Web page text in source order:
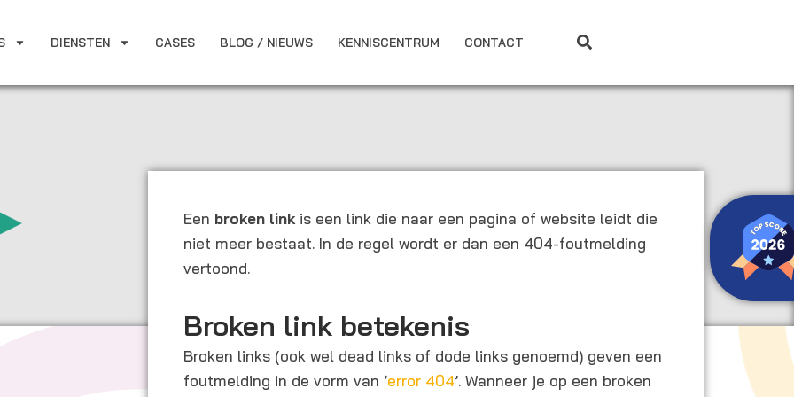
DIENSTEN CASES BLOG / NIEUWS KENNISCENTRUM CONTACT
Een broken link is een link die naar een pagina of website leidt die
niet meer bestaat. In de regel wordt er dan een 404-foutmelding
vertoond.
Broken link betekenis
Broken links (ook wel dead links of dode links genoemd) geven een
foutmelding in de vorm van ‘error 404’. Wanneer je op een broken